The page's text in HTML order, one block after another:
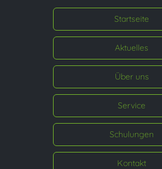
Startseite
Aktuelles
Über uns
Service
Schulungen
Kontakt